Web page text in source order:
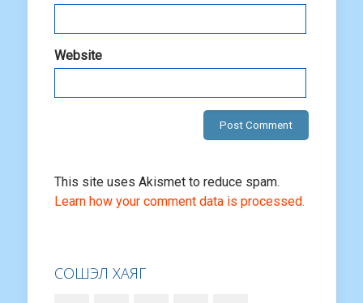
Website
This site uses Akismet to reduce spam.
Learn how your comment data is processed.
СОШЭЛ ХАЯГ